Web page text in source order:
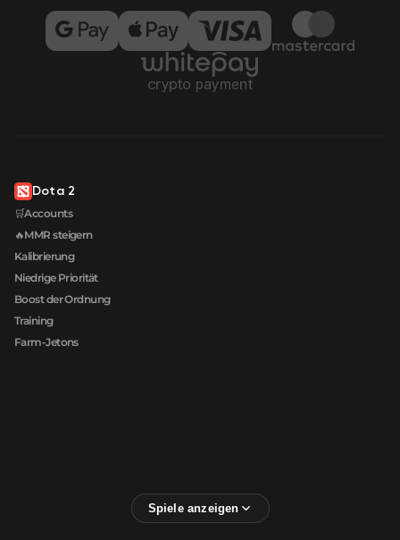
Dota 2
🛒Accounts
🔥MMR steigern
Kalibrierung
Niedrige Priorität
Boost der Ordnung
Training
Farm-Jetons